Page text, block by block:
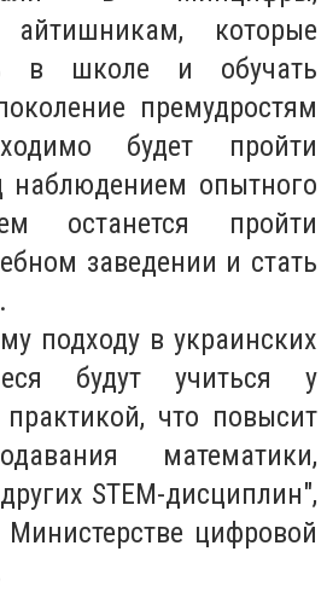
которые
в школе и обучать
премудростям
будет пройти
наблюдением опытного
останется пройти
заведении и стать
подходу в украинских
будут учиться у
что повысит
математики,
STEM-дисциплин",
цифровой